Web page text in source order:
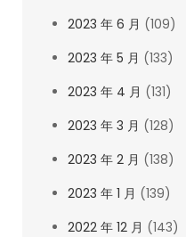
2023 年 6 月 (109)
2023 年 5 月 (133)
2023 年 4 月 (131)
2023 年 3 月 (128)
2023 年 2 月 (138)
2023 年 1 月 (139)
2022 年 12 月 (143)